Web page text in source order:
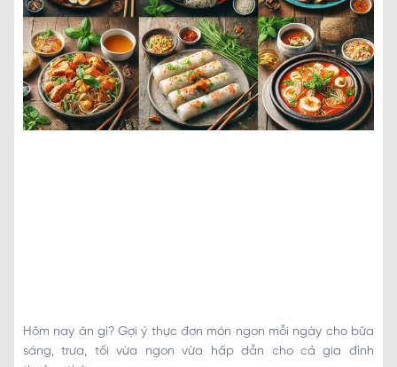
Hôm nay ăn gì? Gợi ý thực đơn món ngon mỗi ngày cho bữa
sáng, trưa, tối vừa ngon vừa hấp dẫn cho cả gia đình